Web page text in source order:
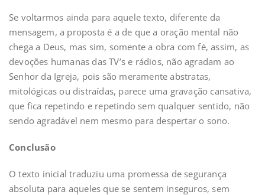
Se voltarmos ainda para aquele texto, diferente da
mensagem, a proposta é a de que a oração mental não
chega a Deus, mas sim, somente a obra com fé, assim, as
devoções humanas das TV’s e rádios, não agradam ao
Senhor da Igreja, pois são meramente abstratas,
mitológicas ou distraídas, parece uma gravação cansativa,
que fica repetindo e repetindo sem qualquer sentido, não
sendo agradável nem mesmo para despertar o sono.
Conclusão
O texto inicial traduziu uma promessa de segurança
absoluta para aqueles que se sentem inseguros, sem